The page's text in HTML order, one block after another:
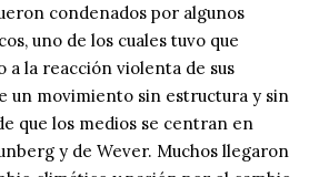
condenados por algunos
uno de los cuales tuvo que
a la reacción violenta de sus
un movimiento sin estructura y sin
que los medios se centran en
y de Wever. Muchos llegaron